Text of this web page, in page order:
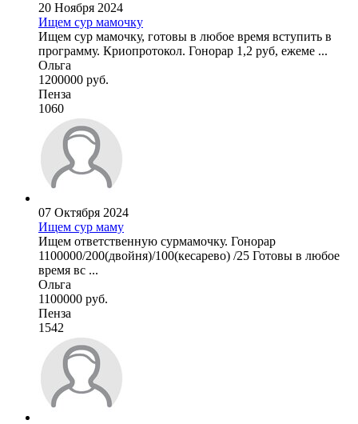
20 Ноября 2024
Ищем сур мамочку
Ищем сур мамочку, готовы в любое время вступить в
программу. Криопротокол. Гонорар 1,2 руб, ежеме ...
Ольга
1200000 руб.
Пенза
1060
07 Октября 2024
Ищем сур маму
Ищем ответственную сурмамочку. Гонорар
1100000/200(двойня)/100(кесарево) /25 Готовы в любое
время вс ...
Ольга
1100000 руб.
Пенза
1542